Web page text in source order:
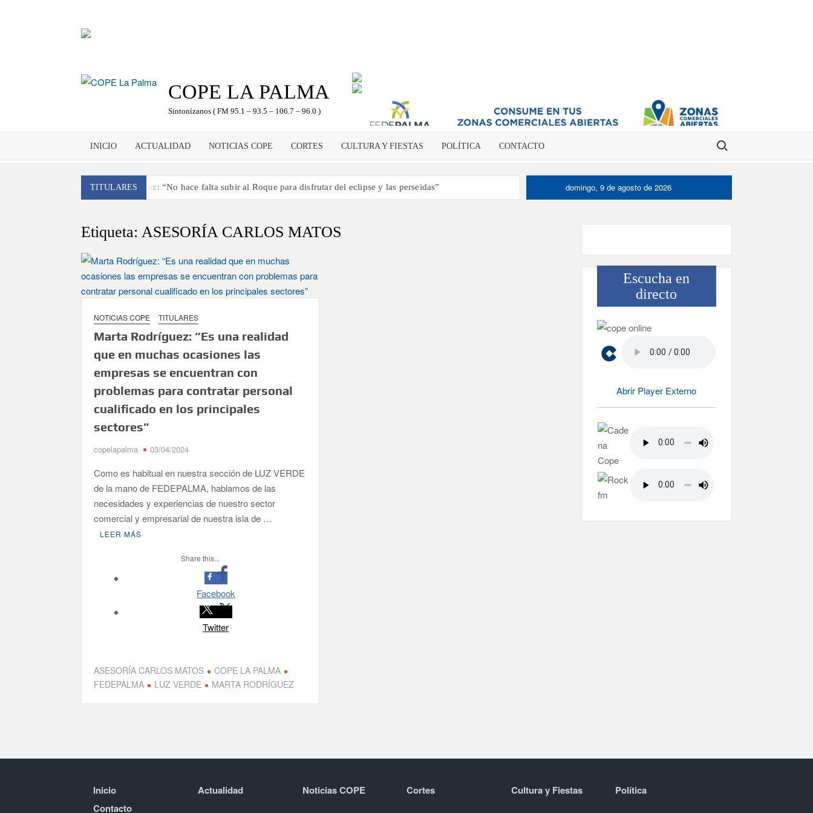
COPE LA PALMA
Sintonízanos ( FM 95.1 – 93.5 – 106.7 – 96.0 )
INICIO ACTUALIDAD NOTICIAS COPE CORTES CULTURA Y FIESTAS POLÍTICA CONTACTO Buscar:
TITULARES
Antonio González: “No hace falta subir al Roque para disfrutar del eclipse y las perseidas”
Tato Primera: “Quiero luchar por el título de campeón de España y traer el cinturón a Canarias”
José Carlos Martín: “La Palma tendrá antes de 2030 un torneo de ajedrez con 200 jugadores”
Víctor González destaca el papel del deporte como dinamizador de Los Llanos de Aridane
David Ruiz rechaza las críticas de Nueva Canarias y defiende que Tazacorte “avanza y cumple objetivos”
La Palma impulsa la inserción laboral de mujeres víctimas de violencia de género con el apoyo empresarial
El Día de la Cometa reúne a cientos de familias en Santa Cruz de La Palma y refuerza el comercio local en su
sexta edición
Borja Perdomo acusa al Gobierno del Cabildo de falta de planificación y exige respuestas sobre las pérdidas
de agua
domingo, 9 de agosto de 2026
Etiqueta:ASESORÍA CARLOS MATOS
NOTICIAS COPE TITULARES
Marta Rodríguez: “Es una realidad
que en muchas ocasiones las
empresas se encuentran con
problemas para contratar personal
cualificado en los principales
sectores”
copelapalma 03/04/2024
Como es habitual en nuestra sección de LUZ VERDE
de la mano de FEDEPALMA, hablamos de las
necesidades y experiencias de nuestro sector
comercial y empresarial de nuestra isla de …
LEER MÁS
Share this...
Facebook
Twitter
ASESORÍA CARLOS MATOS
COPE LA PALMA
FEDEPALMA
LUZ VERDE MARTA RODRÍGUEZ
Escucha en
directo
Abrir Player Externo
Inicio Actualidad Noticias COPE Cortes Cultura y Fiestas
Política
Contacto